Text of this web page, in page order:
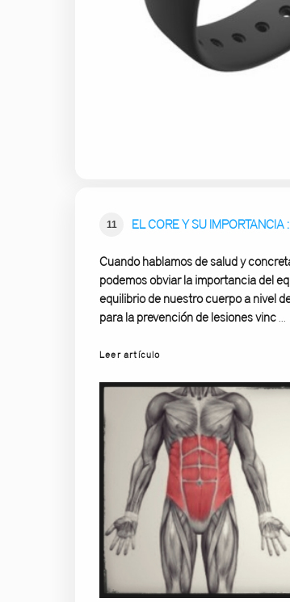
11 EL CORE Y SU
Cuando hablamos de salud y
podemos obviar la importancia del
equilibrio de nuestro cuerpo a nivel
para la prevención de lesiones vinc...
Leer artículo